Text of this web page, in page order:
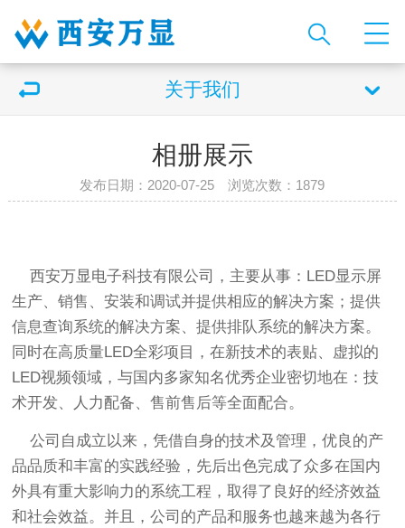
关于我们
相册展示
发布日期：2020-07-25 浏览次数： 1879
西安万显电子科技有限公司，主要从事：LED显示屏
生产、销售、安装和调试并提供相应的解决方案；提供
信息查询系统的解决方案、提供排队系统的解决方案。
同时在高质量LED全彩项目，在新技术的表贴、虚拟的
LED视频领域，与国内多家知名优秀企业密切地在：技
术开发、人力配备、售前售后等全面配合。
公司自成立以来，凭借自身的技术及管理，优良的产
品品质和丰富的实践经验，先后出色完成了众多在国内
外具有重大影响力的系统工程，取得了良好的经济效益
和社会效益。并且，公司的产品和服务也越来越为各行